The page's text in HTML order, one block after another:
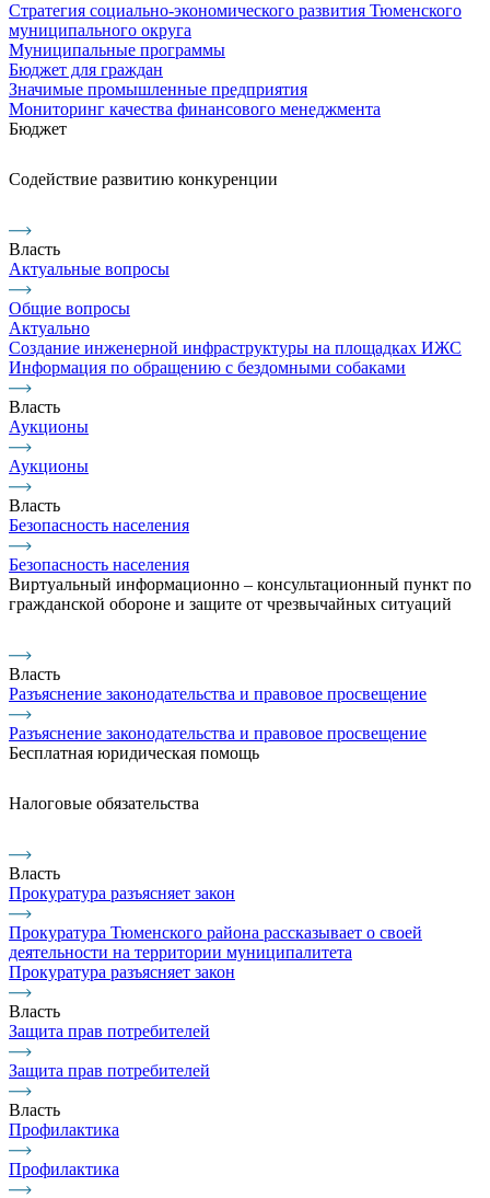
Стратегия социально-экономического развития Тюменского
муниципального округа
Муниципальные программы
Бюджет для граждан
Значимые промышленные предприятия
Мониторинг качества финансового менеджмента
Бюджет
Содействие развитию конкуренции
Власть
Актуальные вопросы
Общие вопросы
Актуально
Создание инженерной инфраструктуры на площадках ИЖС
Информация по обращению с бездомными собаками
Власть
Аукционы
Аукционы
Власть
Безопасность населения
Безопасность населения
Виртуальный информационно – консультационный пункт по
гражданской обороне и защите от чрезвычайных ситуаций
Власть
Разъяснение законодательства и правовое просвещение
Разъяснение законодательства и правовое просвещение
Бесплатная юридическая помощь
Налоговые обязательства
Власть
Прокуратура разъясняет закон
Прокуратура Тюменского района рассказывает о своей
деятельности на территории муниципалитета
Прокуратура разъясняет закон
Власть
Защита прав потребителей
Защита прав потребителей
Власть
Профилактика
Профилактика